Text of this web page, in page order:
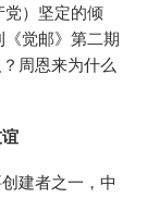
党）坚定的倾
觉邮》第二期
周恩来为什么
建者之一，中